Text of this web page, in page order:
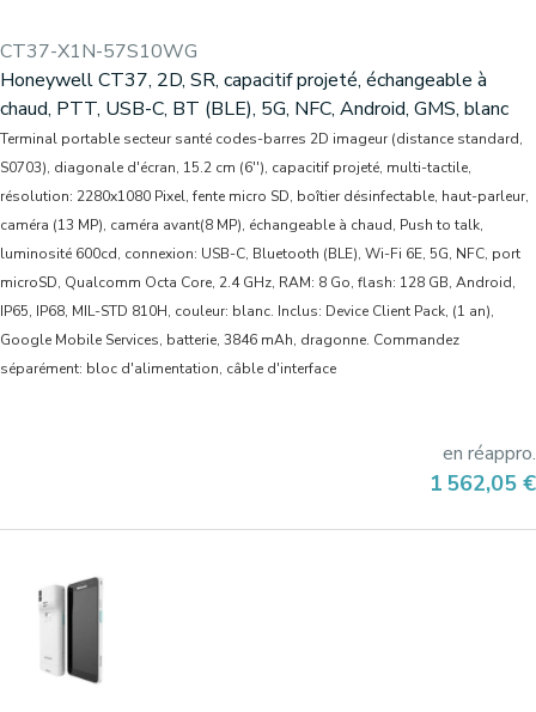
CT37-X1N-57S10WG
Honeywell CT37, 2D, SR, capacitif projeté, échangeable à
chaud, PTT, USB-C, BT (BLE), 5G, NFC, Android, GMS, blanc
Terminal portable secteur santé codes-barres 2D imageur (distance standard,
S0703), diagonale d'écran, 15.2 cm (6''), capacitif projeté, multi-tactile,
résolution: 2280x1080 Pixel, fente micro SD, boîtier désinfectable, haut-parleur,
caméra (13 MP), caméra avant(8 MP), échangeable à chaud, Push to talk,
luminosité 600cd, connexion: USB-C, Bluetooth (BLE), Wi-Fi 6E, 5G, NFC, port
microSD, Qualcomm Octa Core, 2.4 GHz, RAM: 8 Go, flash: 128 GB, Android,
IP65, IP68, MIL-STD 810H, couleur: blanc. Inclus: Device Client Pack, (1 an),
Google Mobile Services, batterie, 3846 mAh, dragonne. Commandez
séparément: bloc d'alimentation, câble d'interface
en réappro.
Prix
1 562,05 €